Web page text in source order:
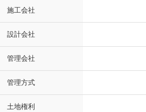
施工会社
設計会社
管理会社
管理方式
土地権利